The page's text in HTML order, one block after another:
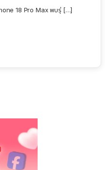
18 Pro Max พบรุ่ […]